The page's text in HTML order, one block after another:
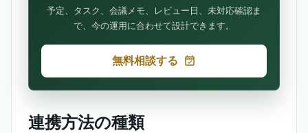
予定、タスク、会議メモ、レビュー日、未対応確認ま
で、今の運用に合わせて設計できます。
無料相談する
連携方法の種類